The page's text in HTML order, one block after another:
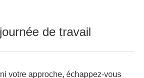
de travail
votre approche, échappez-vous